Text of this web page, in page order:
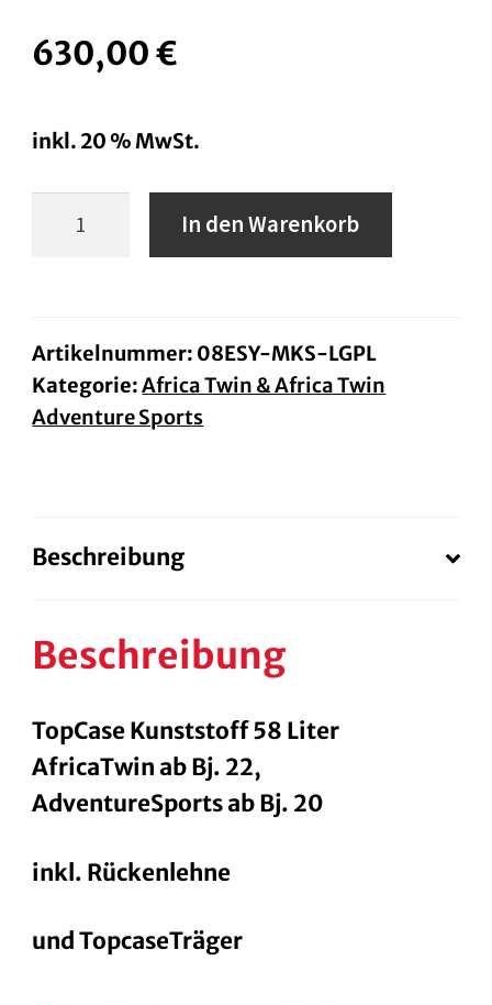
630,00€
inkl. 20 % MwSt.
AfricaTwin
ab
Bj.
Bj.
Menge
In den Warenkorb
Artikelnummer: 08ESY-MKS-LGPL
Kategorie:Africa Twin & Africa Twin
Adventure Sports
Beschreibung
Beschreibung
TopCase Kunststoff 58 Liter
AfricaTwin ab Bj. 22,
AdventureSports ab Bj. 20
inkl. Rückenlehne
und TopcaseTräger